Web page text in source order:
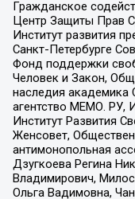
Гражданское
Центр Защиты Прав
Институт развития
Санкт-Петербурге
Фонд поддержки
Человек и Закон,
наследия академика
агентство МЕМО. РУ,
Институт Развития
Женсовет,
антимонопольная
Дзугкоева Регина
Владимирович,
Ольга Вадимовна,